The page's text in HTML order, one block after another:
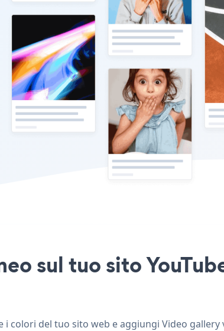
sul tuo sito
colori del tuo sito web e aggiungi Video